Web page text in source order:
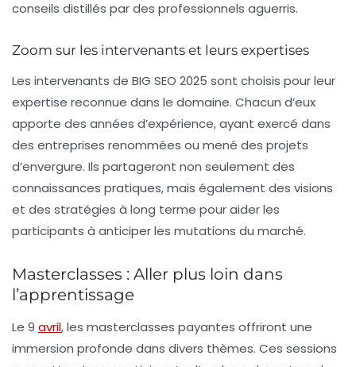
conseils distillés par des professionnels aguerris.
Zoom sur les intervenants et leurs expertises
Les intervenants de BIG SEO 2025 sont choisis pour leur
expertise reconnue dans le domaine. Chacun d’eux
apporte des années d’expérience, ayant exercé dans
des entreprises renommées ou mené des projets
d’envergure. Ils partageront non seulement des
connaissances pratiques, mais également des visions
et des stratégies à long terme pour aider les
participants à anticiper les mutations du marché.
Masterclasses : Aller plus loin dans
l’apprentissage
Le 9 avril, les masterclasses payantes offriront une
immersion profonde dans divers thèmes. Ces sessions